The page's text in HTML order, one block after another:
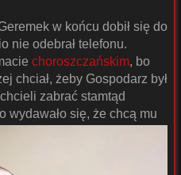
w końcu dobił się do
nie odebrał telefonu.
choroszczańskim, bo
chciał, żeby Gospodarz był
zabrać stamtąd
wydawało się, że chcą mu